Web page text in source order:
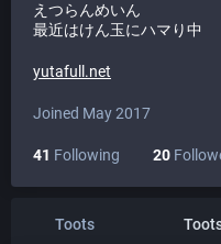
えつらんめいん
最近はけん玉にハマり中
yutafull.net
Joined May 2017
41 Following 20
Toots